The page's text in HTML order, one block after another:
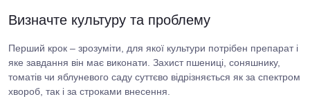
Визначте культуру та проблему
Перший крок – зрозуміти, для якої культури потрібен препарат і
яке завдання він має виконати. Захист пшениці, соняшнику,
томатів чи яблуневого саду суттєво відрізняється як за спектром
хвороб, так і за строками внесення.